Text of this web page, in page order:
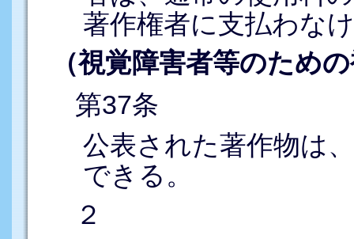
著作権者に支払わな
（視覚障害者等のため
第37条
公表された著作物は
できる。
２